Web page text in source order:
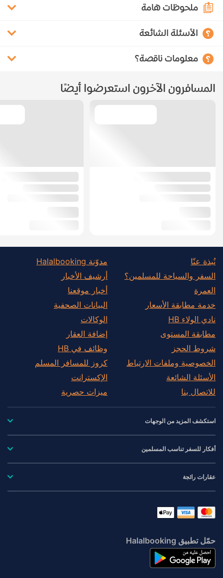
ملحوظات هامة
الأسئلة الشائعة
معلومات ناقصة؟
المسافرون الآخرون استعرضوا أيضًا
نُبذة عنّا
السفر والسياحة للمسلمين؟
العمرة
خدمة مطابقة الأسعار
نادي الولاء HB
مطابقة المستوى
شروط الحجز
الخصوصية وملفات الارتباط
الأسئلة الشائعة
للاتصال بنا
مدوّنة Halalbooking
أرشيف الأخبار
أخبار موقعنا
البيانات الصحفية
الوكالات
إضافة العقار
وظائف في HB
كروز للمسافر المسلم
الإكسترانت
ميزات حصرية
استكشف المزيد من الوجهات
أفكار للسفر تناسب المسلمين
عقارات رائجة
حمّل تطبيق Halalbooking